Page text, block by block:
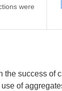
were
the success of
of